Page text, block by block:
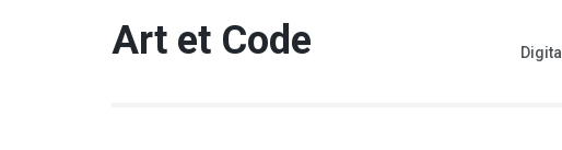
Art et Code Digital